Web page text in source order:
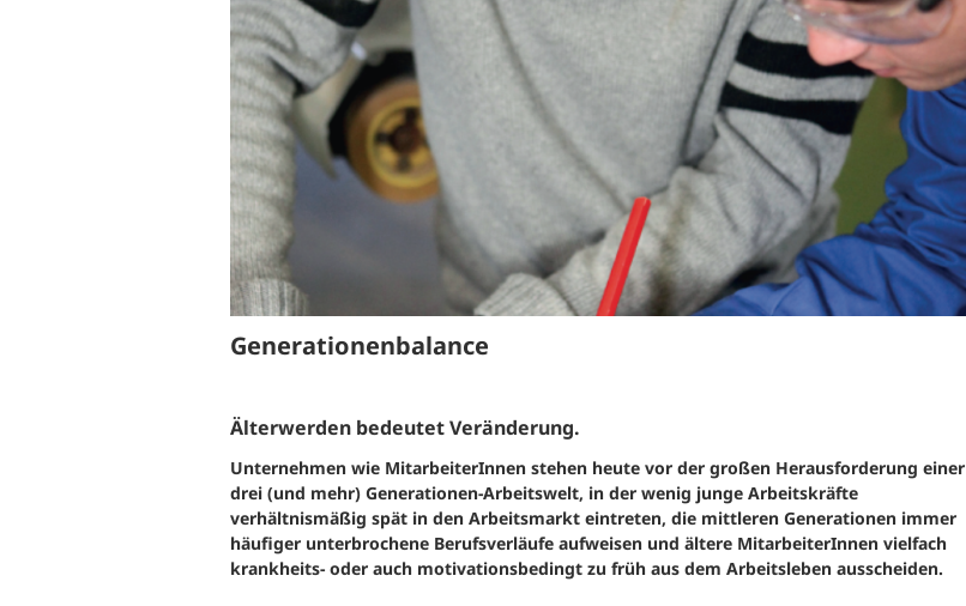
Beratung und Coaching
Seminare und
Workshops
Generationenbalance
Älterwerden bedeutet Veränderung.
Unternehmen wie MitarbeiterInnen stehen heute vor der großen Herausforderung einer
drei (und mehr) Generationen-Arbeitswelt, in der wenig junge Arbeitskräfte
verhältnismäßig spät in den Arbeitsmarkt eintreten, die mittleren Generationen immer
häufiger unterbrochene Berufsverläufe aufweisen und ältere MitarbeiterInnen vielfach
krankheits- oder auch motivationsbedingt zu früh aus dem Arbeitsleben ausscheiden.